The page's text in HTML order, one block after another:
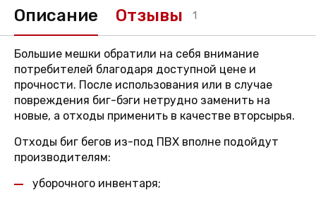
Описание Отзывы 1
Большие мешки обратили на себя внимание
потребителей благодаря доступной цене и
прочности. После использования или в случае
повреждения биг-бэги нетрудно заменить на
новые, а отходы применить в качестве вторсырья.
Отходы биг бегов из-под ПВХ вполне подойдут
производителям:
уборочного инвентаря;